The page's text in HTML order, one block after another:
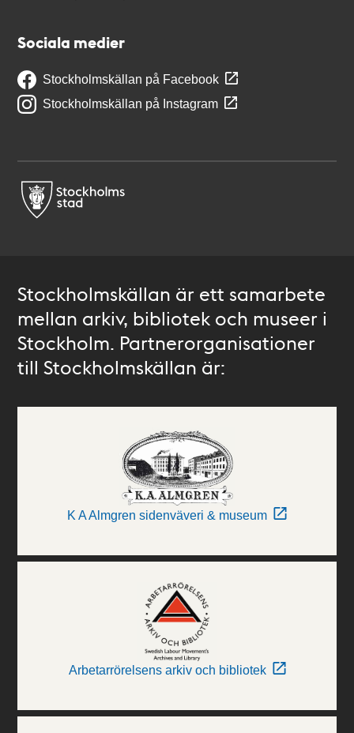
Sociala medier
Stockholmskällan på Facebook
Stockholmskällan på Instagram
Stockholmskällan är ett samarbete
mellan arkiv, bibliotek och museer i
Stockholm. Partnerorganisationer
till Stockholmskällan är:
K A Almgren sidenväveri & museum
Arbetarrörelsens arkiv och bibliotek